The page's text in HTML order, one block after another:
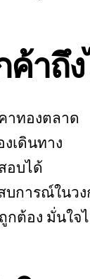
าถึง
าทองตลาด
เดินทาง
อบได้
บการณ์ในวง
กต้อง มั่นใจ